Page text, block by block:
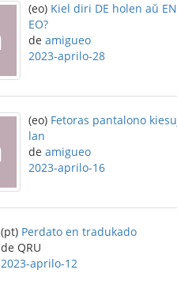
(eo) Kiel diri DE holen aŭ
EO?
de amigueo
2023-aprilo-28
(eo) Fetoras pantalono
lan
de amigueo
2023-aprilo-16
(pt) Perdato en tradukado
de QRU
2023-aprilo-12